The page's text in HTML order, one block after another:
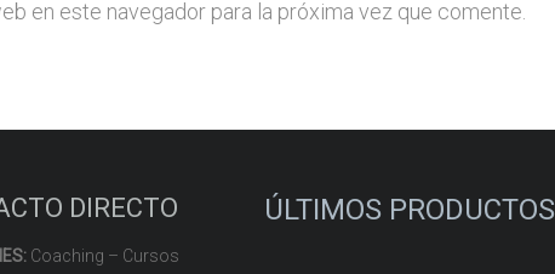
en este navegador para la próxima vez que comente.
DIRECTO
Coaching – Cursos
ÚLTIMOS PRODUCTOS